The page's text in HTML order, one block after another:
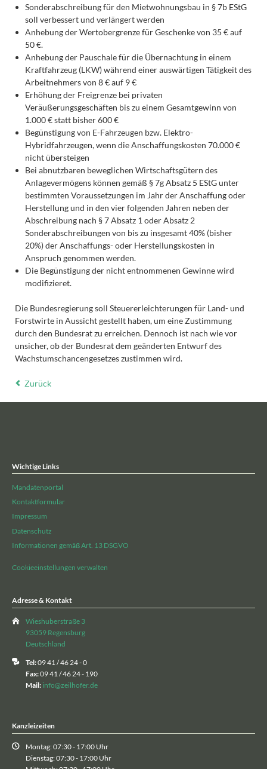
Sonderabschreibung für den Mietwohnungsbau in § 7b EStG
soll verbessert und verlängert werden
Anhebung der Wertobergrenze für Geschenke von 35 € auf
50 €.
Anhebung der Pauschale für die Übernachtung in einem
Kraftfahrzeug (LKW) während einer auswärtigen Tätigkeit des
Arbeitnehmers von 8 € auf 9 €
Erhöhung der Freigrenze bei privaten
Veräußerungsgeschäften bis zu einem Gesamtgewinn von
1.000 € statt bisher 600 €
Begünstigung von E-Fahrzeugen bzw. Elektro-
Hybridfahrzeugen, wenn die Anschaffungskosten 70.000 €
nicht übersteigen
Bei abnutzbaren beweglichen Wirtschaftsgütern des
Anlagevermögens können gemäß § 7g Absatz 5 EStG unter
bestimmten Voraussetzungen im Jahr der Anschaffung oder
Herstellung und in den vier folgenden Jahren neben der
Abschreibung nach § 7 Absatz 1 oder Absatz 2
Sonderabschreibungen von bis zu insgesamt 40% (bisher
20%) der Anschaffungs- oder Herstellungskosten in
Anspruch genommen werden.
Die Begünstigung der nicht entnommenen Gewinne wird
modifizieret.
Die Bundesregierung soll Steuererleichterungen für Land- und
Forstwirte in Aussicht gestellt haben, um eine Zustimmung
durch den Bundesrat zu erreichen. Dennoch ist nach wie vor
unsicher, ob der Bundesrat dem geänderten Entwurf des
Wachstumschancengesetzes zustimmen wird.
Zurück
Wichtige Links
Mandatenportal
Kontaktformular
Impressum
Datenschutz
Informationen gemäß Art. 13 DSGVO
Cookieeinstellungen verwalten
Adresse & Kontakt
Wieshuberstraße 3
93059 Regensburg
Deutschland
Tel:09 41 / 46 24 - 0
Fax:09 41 / 46 24 - 190
Mail: info@zeilhofer.de
Kanzleizeiten
Montag: 07:30 - 17:00 Uhr
Dienstag: 07:30 - 17:00 Uhr